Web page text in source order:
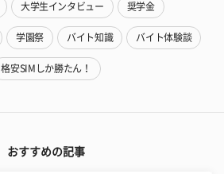
大学生インタビュー 奨学金
学園祭 バイト知識 バイト体験談
格安SIMしか勝たん！
おすすめの記事